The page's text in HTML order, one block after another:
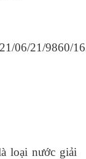
nước giải